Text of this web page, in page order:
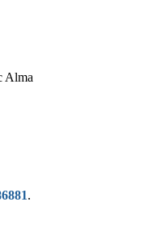
Alma
.